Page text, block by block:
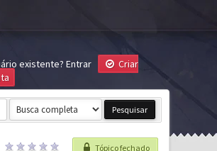
existente? Entrar
Criar
Tópico fechado